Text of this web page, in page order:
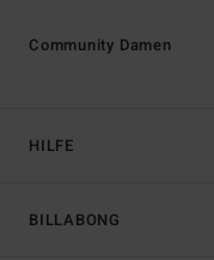
HILFE
BILLABONG
Community Damen